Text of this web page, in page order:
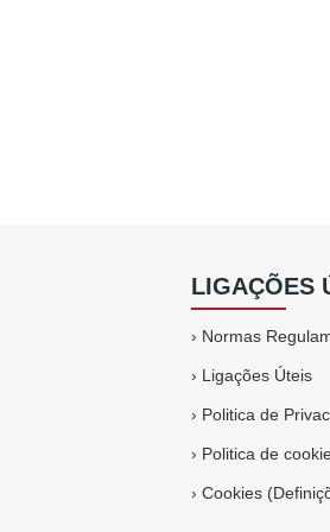
LIGAÇÕES
› Normas
› Ligações Úteis
› Politica de
› Politica de
›Cookies